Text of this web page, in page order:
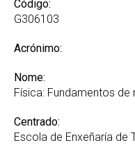
Código:
G306103
Acrónimo:
Nome:
Física: Fundamentos
Centrado:
Escola de Enxeñaría de